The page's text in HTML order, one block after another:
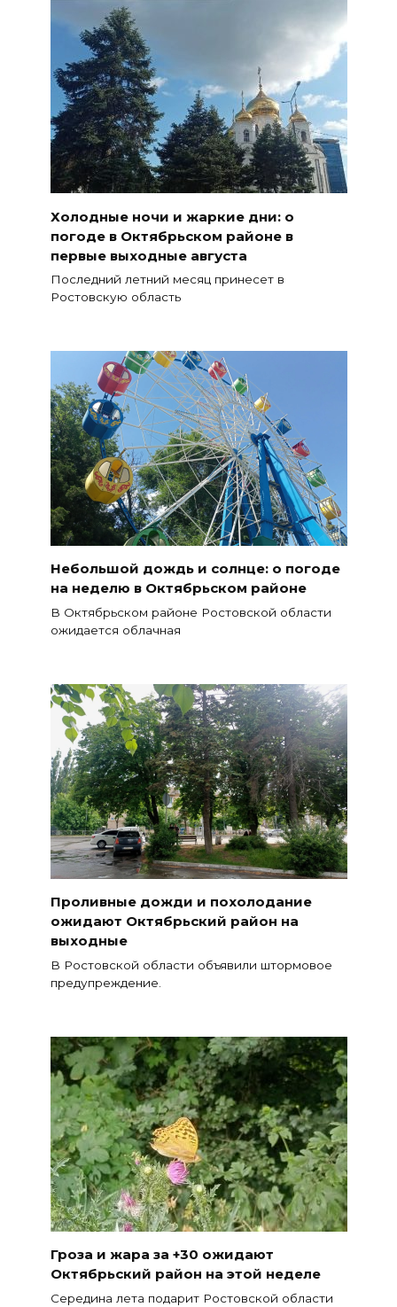
Холодные ночи и жаркие дни: о
погоде в Октябрьском районе в
первые выходные августа
Последний летний месяц принесет в
Ростовскую область
Небольшой дождь и солнце: о погоде
на неделю в Октябрьском районе
В Октябрьском районе Ростовской области
ожидается облачная
Проливные дожди и похолодание
ожидают Октябрьский район на
выходные
В Ростовской области объявили штормовое
предупреждение.
Гроза и жара за +30 ожидают
Октябрьский район на этой неделе
Середина лета подарит Ростовской области